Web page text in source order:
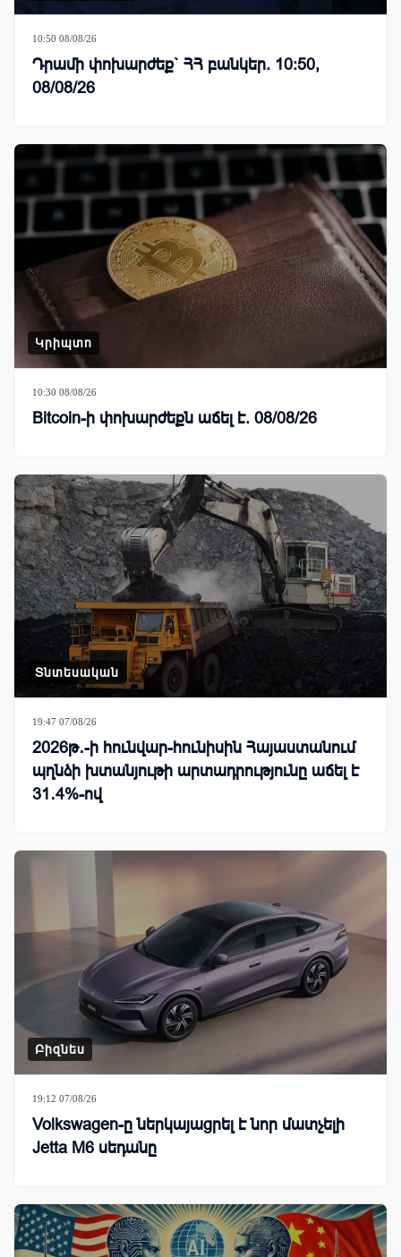
10:50 08/08/26
Դրամի փոխարժեք` ՀՀ բանկեր. 10:50,
08/08/26
Կրիպտո
10:30 08/08/26
Bitcoin-ի փոխարժեքն աճել է. 08/08/26
Տնտեսական
19:47 07/08/26
2026թ․-ի հունվար-հունիսին Հայաստանում
պղնձի խտանյութի արտադրությունը աճել է
31․4%-ով
Բիզնես
19:12 07/08/26
Volkswagen-ը ներկայացրել է նոր մատչելի
Jetta M6 սեդանը